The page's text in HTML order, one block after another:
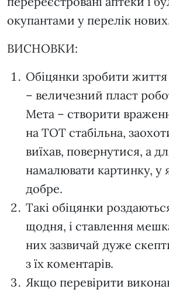
окупантами у перелік
ВИСНОВКИ:
Обіцянки зробити
– величезний пласт
Мета – створити
на ТОТ стабільна,
виїхав, повернутися, а
намалювати картинку, у
добре.
Такі обіцянки
щодня, і ставлення
них зазвичай дуже
з їх коментарів.
Якщо перевірити